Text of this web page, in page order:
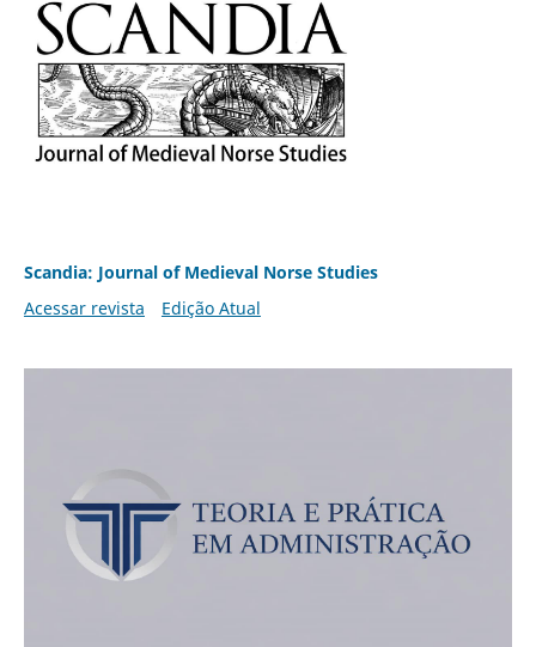
Scandia: Journal of Medieval Norse Studies
Acessar revista
Edição Atual